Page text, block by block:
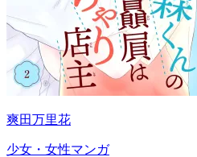
爽田万里花
少女・女性マンガ